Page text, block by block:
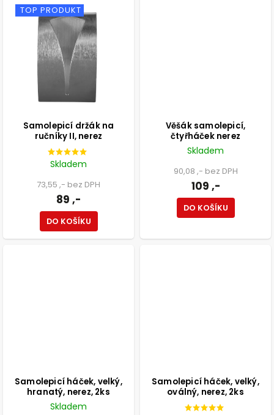
TOP PRODUKT
Samolepicí držák na
ručníky II, nerez
Skladem
73,55 ,- bez DPH
89 ,-
DO KOŠÍKU
Věšák samolepicí,
čtyřháček nerez
Skladem
90,08 ,- bez DPH
109 ,-
DO KOŠÍKU
Samolepicí háček, velký,
hranatý, nerez, 2ks
Skladem
Samolepicí háček, velký,
oválný, nerez, 2ks